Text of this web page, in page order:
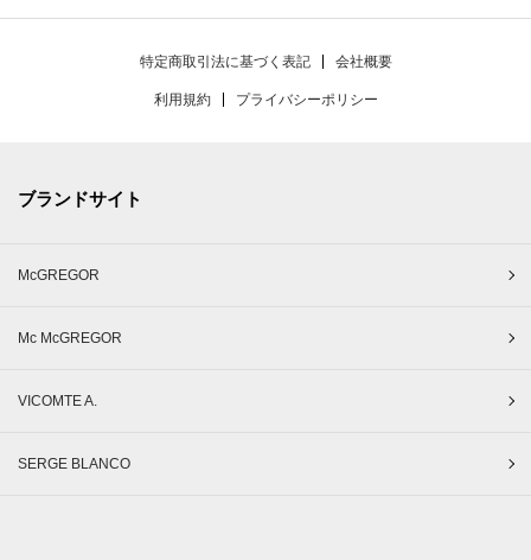
特定商取引法に基づく表記 会社概要
利用規約 プライバシーポリシー
ブランドサイト
McGREGOR
Mc McGREGOR
VICOMTE A.
SERGE BLANCO